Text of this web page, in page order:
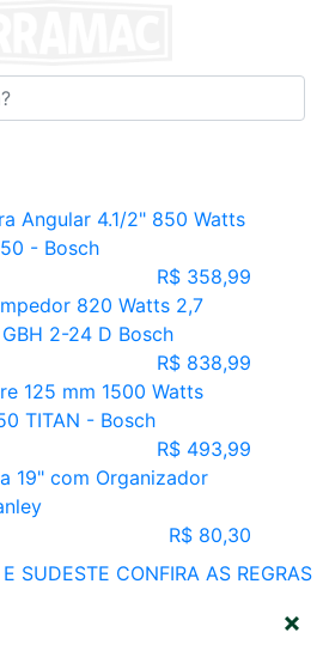
Angular 4.1/2" 850 Watts
- Bosch
R$ 358,99
820 Watts 2,7
2-24 D Bosch
R$ 838,99
125 mm 1500 Watts
TITAN - Bosch
R$ 493,99
19" com Organizador
R$ 80,30
SUDESTE CONFIRA AS REGRAS